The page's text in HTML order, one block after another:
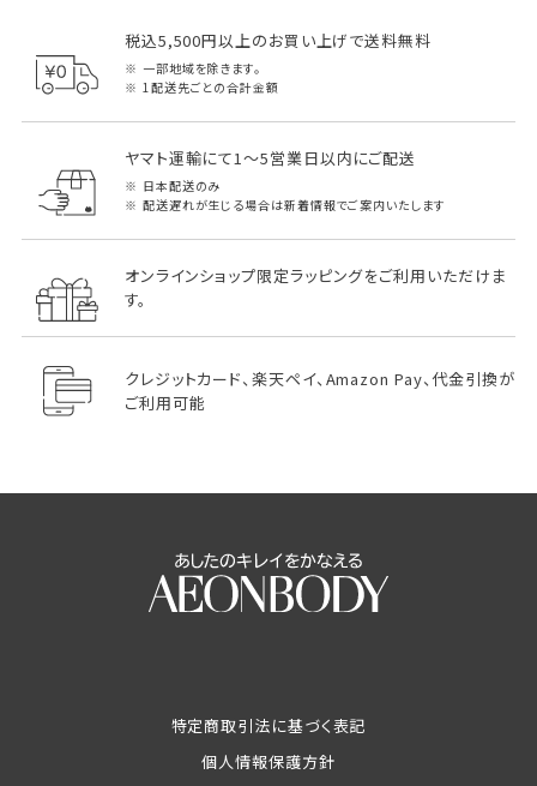
税込5,500円以上のお買い上げで送料無料
一部地域を除きます。
1配送先ごとの合計金額
ヤマト運輸にて1～5営業日以内にご配送
日本配送のみ
配送遅れが生じる場合は新着情報でご案内いたします
オンラインショップ限定ラッピングをご利用いただけま
す。
クレジットカード、楽天ペイ、Amazon Pay、代金引換が
ご利用可能
特定商取引法に基づく表記
個人情報保護方針